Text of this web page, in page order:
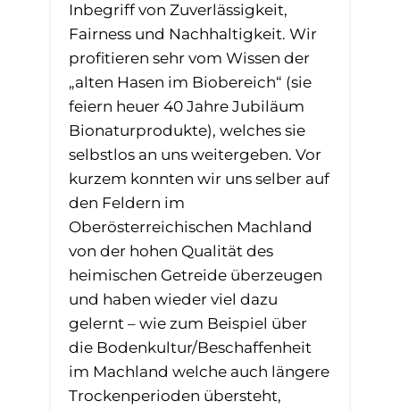
Inbegriff von Zuverlässigkeit,
Fairness und Nachhaltigkeit. Wir
profitieren sehr vom Wissen der
„alten Hasen im Biobereich“ (sie
feiern heuer 40 Jahre Jubiläum
Bionaturprodukte), welches sie
selbstlos an uns weitergeben. Vor
kurzem konnten wir uns selber auf
den Feldern im
Oberösterreichischen Machland
von der hohen Qualität des
heimischen Getreide überzeugen
und haben wieder viel dazu
gelernt – wie zum Beispiel über
die Bodenkultur/Beschaffenheit
im Machland welche auch längere
Trockenperioden übersteht,